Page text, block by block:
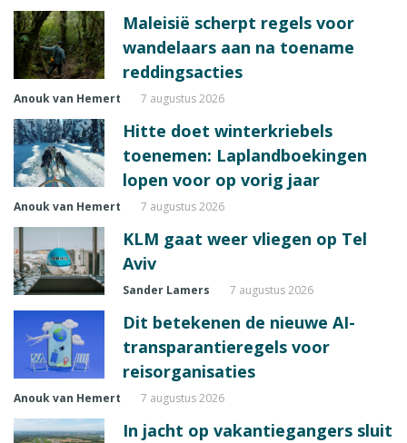
Maleisië scherpt regels voor
wandelaars aan na toename
reddingsacties
Anouk van Hemert 7 augustus 2026
Hitte doet winterkriebels
toenemen: Laplandboekingen
lopen voor op vorig jaar
Anouk van Hemert 7 augustus 2026
KLM gaat weer vliegen op Tel
Aviv
Sander Lamers 7 augustus 2026
Dit betekenen de nieuwe AI-
transparantieregels voor
reisorganisaties
Anouk van Hemert 7 augustus 2026
In jacht op vakantiegangers sluit